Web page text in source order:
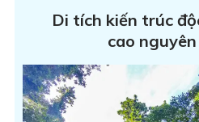
Di tích kiến trúc
cao